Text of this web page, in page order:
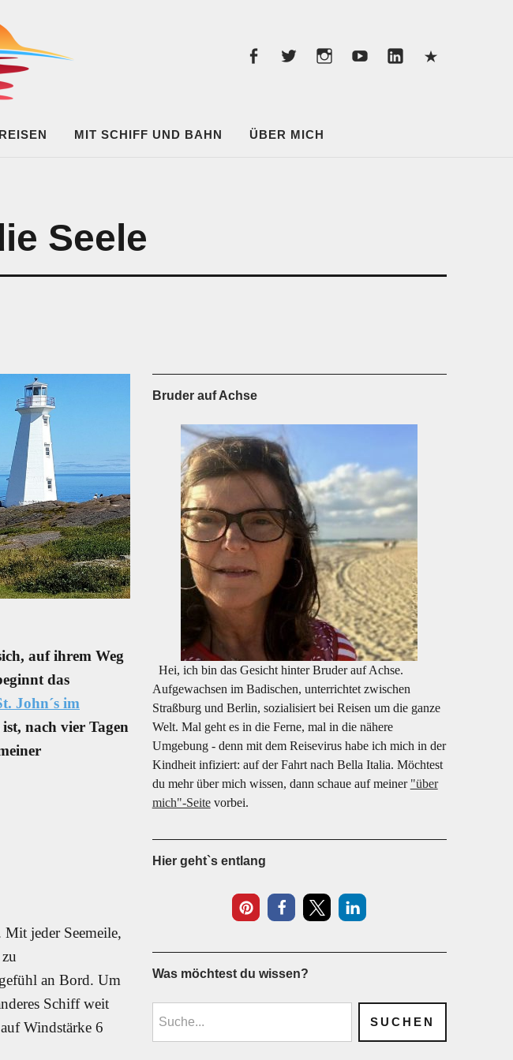
MIT SCHIFF UND BAHN ÜBER MICH
Seele
auf ihrem Weg
das
John´s im
nach vier Tagen
jeder Seemeile,
an Bord. Um
Schiff weit
Windstärke 6
Bruder auf Achse
Hei, ich bin das Gesicht hinter Bruder auf Achse.
Aufgewachsen im Badischen, unterrichtet zwischen
Straßburg und Berlin, sozialisiert bei Reisen um die ganze
Welt. Mal geht es in die Ferne, mal in die nähere
Umgebung - denn mit dem Reisevirus habe ich mich in der
Kindheit infiziert: auf der Fahrt nach Bella Italia. Möchtest
du mehr über mich wissen, dann schaue auf meiner "über
mich"-Seitevorbei.
Hier geht`s entlang
13
Was möchtest du wissen?